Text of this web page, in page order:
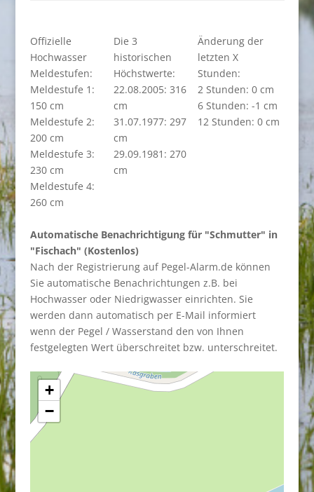
Offizielle
Hochwasser
Meldestufen:
Meldestufe 1:
150 cm
Meldestufe 2:
200 cm
Meldestufe 3:
230 cm
Meldestufe 4:
260 cm
Die 3
historischen
Höchstwerte:
22.08.2005: 316
cm
31.07.1977: 297
cm
29.09.1981: 270
cm
Änderung der
letzten X
Stunden:
2 Stunden: 0 cm
6 Stunden: -1 cm
12 Stunden: 0 cm
Automatische Benachrichtigung für "Schmutter" in
"Fischach" (Kostenlos)
Nach der Registrierung auf Pegel-Alarm.de können
Sie automatische Benachrichtungen z.B. bei
Hochwasser oder Niedrigwasser einrichten. Sie
werden dann automatisch per E-Mail informiert
wenn der Pegel / Wasserstand den von Ihnen
festgelegten Wert überschreitet bzw. unterschreitet.
+
−